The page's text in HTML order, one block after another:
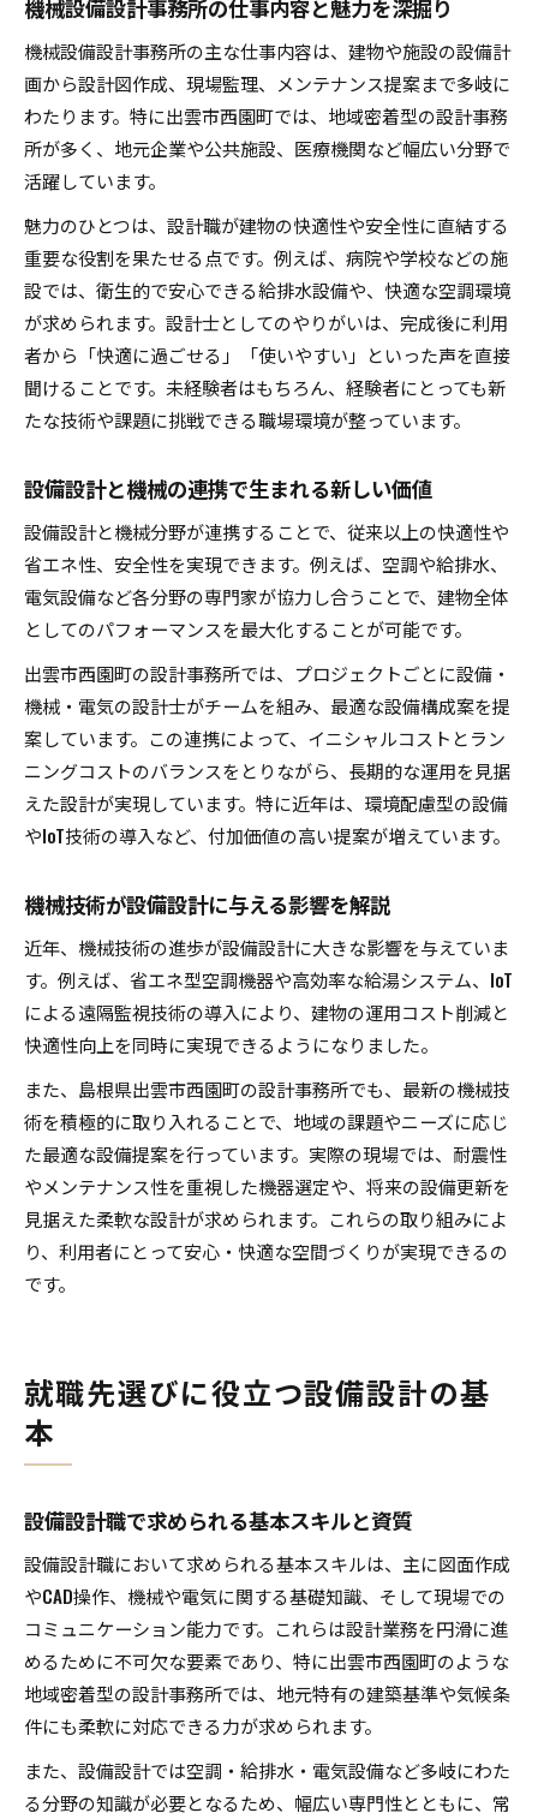
機械設備設計事務所の仕事内容と魅力を深掘り
機械設備設計事務所の主な仕事内容は、建物や施設の設備計
画から設計図作成、現場監理、メンテナンス提案まで多岐に
わたります。特に出雲市西園町では、地域密着型の設計事務
所が多く、地元企業や公共施設、医療機関など幅広い分野で
活躍しています。
魅力のひとつは、設計職が建物の快適性や安全性に直結する
重要な役割を果たせる点です。例えば、病院や学校などの施
設では、衛生的で安心できる給排水設備や、快適な空調環境
が求められます。設計士としてのやりがいは、完成後に利用
者から「快適に過ごせる」「使いやすい」といった声を直接
聞けることです。未経験者はもちろん、経験者にとっても新
たな技術や課題に挑戦できる職場環境が整っています。
設備設計と機械の連携で生まれる新しい価値
設備設計と機械分野が連携することで、従来以上の快適性や
省エネ性、安全性を実現できます。例えば、空調や給排水、
電気設備など各分野の専門家が協力し合うことで、建物全体
としてのパフォーマンスを最大化することが可能です。
出雲市西園町の設計事務所では、プロジェクトごとに設備・
機械・電気の設計士がチームを組み、最適な設備構成案を提
案しています。この連携によって、イニシャルコストとラン
ニングコストのバランスをとりながら、長期的な運用を見据
えた設計が実現しています。特に近年は、環境配慮型の設備
やIoT技術の導入など、付加価値の高い提案が増えています。
機械技術が設備設計に与える影響を解説
近年、機械技術の進歩が設備設計に大きな影響を与えていま
す。例えば、省エネ型空調機器や高効率な給湯システム、IoT
による遠隔監視技術の導入により、建物の運用コスト削減と
快適性向上を同時に実現できるようになりました。
また、島根県出雲市西園町の設計事務所でも、最新の機械技
術を積極的に取り入れることで、地域の課題やニーズに応じ
た最適な設備提案を行っています。実際の現場では、耐震性
やメンテナンス性を重視した機器選定や、将来の設備更新を
見据えた柔軟な設計が求められます。これらの取り組みによ
り、利用者にとって安心・快適な空間づくりが実現できるの
です。
就職先選びに役立つ設備設計の基
本
設備設計職で求められる基本スキルと資質
設備設計職において求められる基本スキルは、主に図面作成
やCAD操作、機械や電気に関する基礎知識、そして現場での
コミュニケーション能力です。これらは設計業務を円滑に進
めるために不可欠な要素であり、特に出雲市西園町のような
地域密着型の設計事務所では、地元特有の建築基準や気候条
件にも柔軟に対応できる力が求められます。
また、設備設計では空調・給排水・電気設備など多岐にわた
る分野の知識が必要となるため、幅広い専門性とともに、常